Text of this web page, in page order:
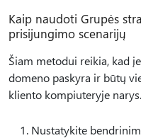
Kaip naudoti Grupės
prisijungimo scenarijų
Šiam metodui reikia, kad
domeno paskyra ir būtų
kliento kompiuteryje narys.
Nustatykite